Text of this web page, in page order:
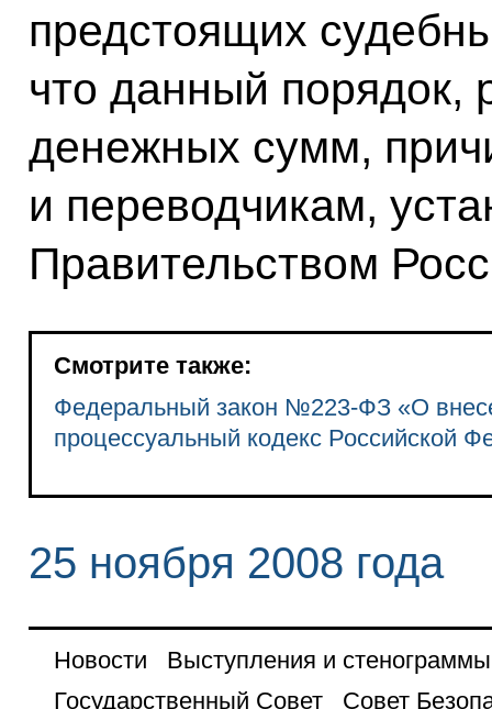
предстоящих
что данный порядок,
денежных сумм,
и переводчикам,
Правительством
Смотрите также:
Федеральный закон №223-ФЗ «О
процессуальный кодекс Российской
25 ноября 2008 года
Новости
Выступления и стенограммы
Государственный Совет
Совет